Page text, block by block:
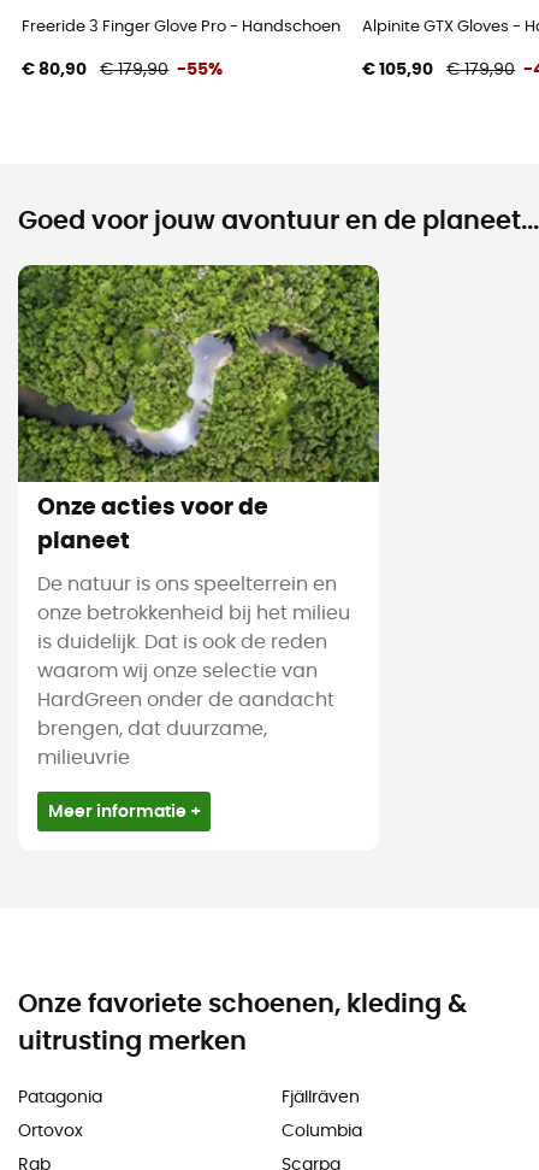
Freeride 3 Finger Glove Pro - Handschoenen - Heren
€ 80,90 € 179,90 -55%
Alpinite GTX Gloves -
€ 105,90 € 179,90 -
Goed voor jouw avontuur en de planeet...
Onze acties voor de
planeet
De natuur is ons speelterrein en
onze betrokkenheid bij het milieu
is duidelijk. Dat is ook de reden
waarom wij onze selectie van
HardGreen onder de aandacht
brengen, dat duurzame,
milieuvrie
Meer informatie +
Onze favoriete schoenen, kleding &
uitrusting merken
Patagonia
Ortovox
Rab
Fjällräven
Columbia
Scarpa